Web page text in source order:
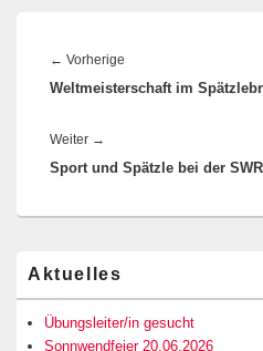
← Vorherige
Beitrag:
Weltmeisterschaft im
Weiter →
Beitrag:
Sport und Spätzle bei der
Seitenleisten-
Widgetbereich
Aktuelles
Übungsleiter/in gesucht
Sonnwendfeier 20.06.2026